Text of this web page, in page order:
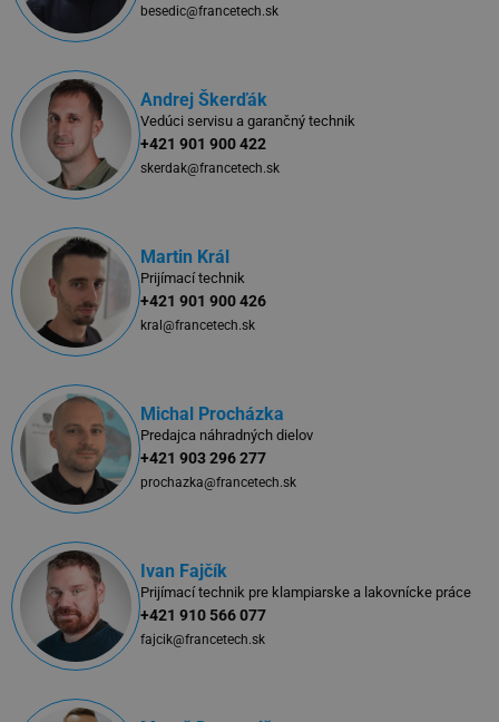
besedic@francetech.sk
Andrej Škerďák
Vedúci servisu a garančný technik
+421 901 900 422
skerdak@francetech.sk
Martin Král
Prijímací technik
+421 901 900 426
kral@francetech.sk
Michal Procházka
Predajca náhradných dielov
+421 903 296 277
prochazka@francetech.sk
Ivan Fajčík
Prijímací technik pre klampiarske a lakovnícke práce
+421 910 566 077
fajcik@francetech.sk